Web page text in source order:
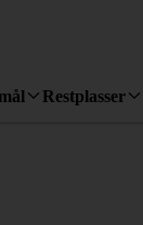
Restplasser